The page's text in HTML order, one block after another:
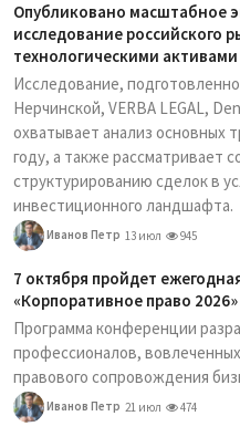
Опубликовано масштабное
исследование российского
технологическими активами
Исследование,
Нерчинской, VERBA LEGAL,
охватывает анализ основных
году, а также рассматривает
структурированию сделок в
инвестиционного ландшафта.
Иванов Петр 13 июл 945
7 октября пройдет
«Корпоративное право 2026»
Программа конференции
профессионалов,
правового сопровождения
Иванов Петр 21 июл 474